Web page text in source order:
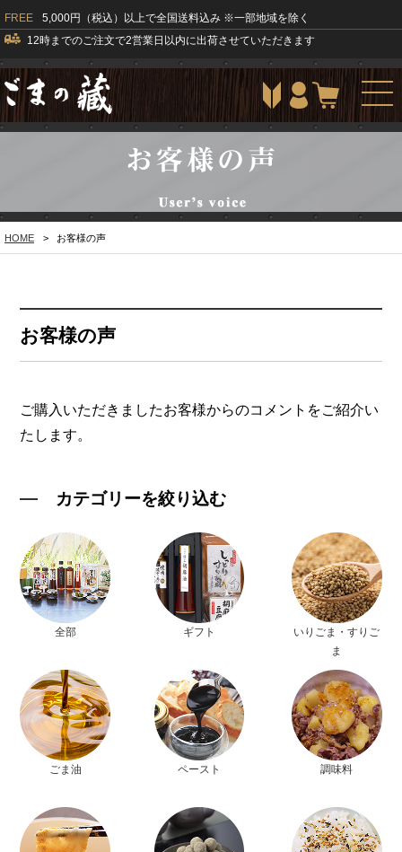
FREE 5,000円（税込）以上で全国送料込み ※一部地域を除く
12時までのご注文で2営業日以内に出荷させていただきます
HOME > お客様の声
お客様の声
ご購入いただきましたお客様からのコメントをご紹介い
たします。
カテゴリーを絞り込む
全部 ギフト
いりごま・すりご
ま
ごま油 ペースト 調味料